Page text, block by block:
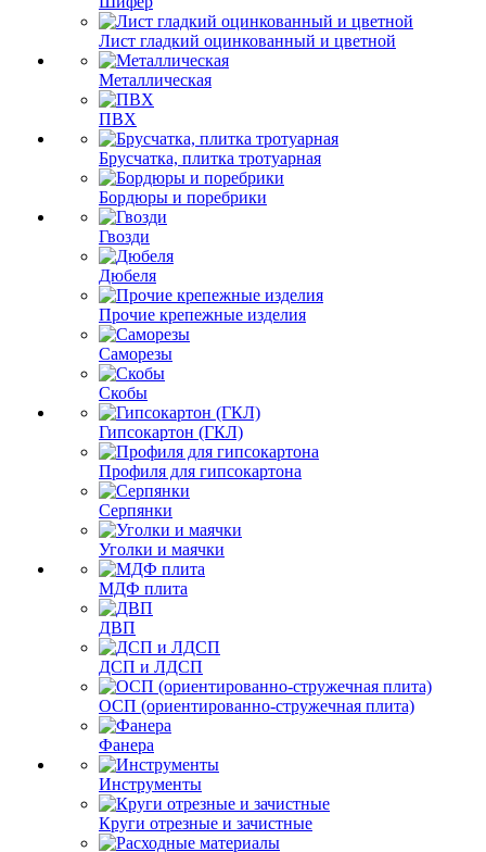
Лист гладкий оцинкованный и цветной
Металлическая
ПВХ
Брусчатка, плитка тротуарная
Бордюры и поребрики
Гвозди
Дюбеля
Прочие крепежные изделия
Саморезы
Скобы
Гипсокартон (ГКЛ)
Профиля для гипсокартона
Серпянки
Уголки и маячки
МДФ плита
ДВП
ДСП и ЛДСП
ОСП (ориентированно-стружечная плита)
Фанера
Инструменты
Круги отрезные и зачистные